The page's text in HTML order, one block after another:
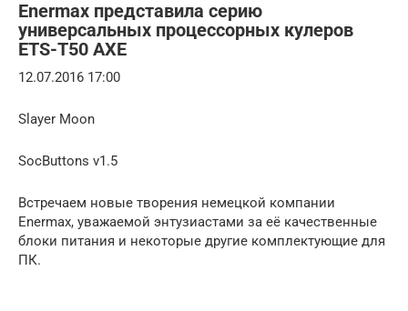
Enermax представила серию
универсальных процессорных кулеров
ETS-T50 AXE
12.07.2016 17:00
Slayer Moon
SocButtons v1.5
Встречаем новые творения немецкой компании
Enermax, уважаемой энтузиастами за её качественные
блоки питания и некоторые другие комплектующие для
ПК.